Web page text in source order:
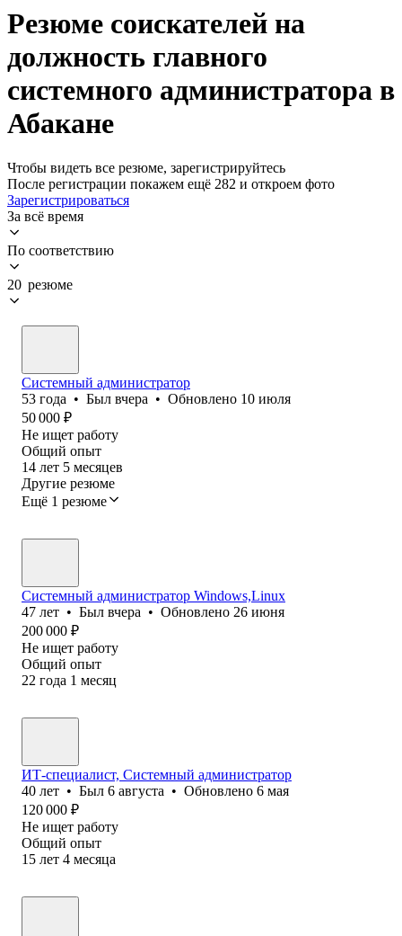
Резюме соискателей на
должность главного
системного администратора в
Абакане
Чтобы видеть все резюме, зарегистрируйтесь
После регистрации покажем ещё 282 и откроем фото
Зарегистрироваться
За всё время
По соответствию
20 резюме
Системный администратор
53 года • Был вчера • Обновлено 10 июля
50 000 ₽
Не ищет работу
Общий опыт
14 лет 5 месяцев
Другие резюме
Ещё 1 резюме
Системный администратор Windows,Linux
47 лет • Был вчера • Обновлено 26 июня
200 000 ₽
Не ищет работу
Общий опыт
22 года 1 месяц
ИТ-специалист, Системный администратор
40 лет • Был 6 августа • Обновлено 6 мая
120 000 ₽
Не ищет работу
Общий опыт
15 лет 4 месяца